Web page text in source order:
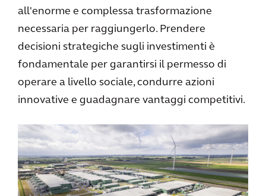
all'enorme e complessa trasformazione
necessaria per raggiungerlo. Prendere
decisioni strategiche sugli investimenti è
fondamentale per garantirsi il permesso di
operare a livello sociale, condurre azioni
innovative e guadagnare vantaggi competitivi.